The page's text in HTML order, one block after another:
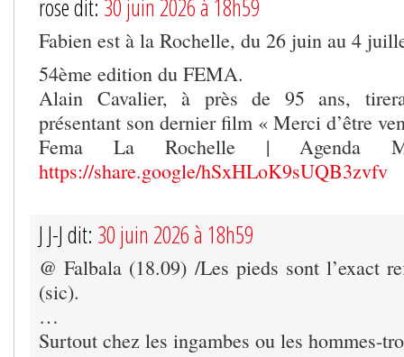
rose dit: 30 juin 2026 à 18h59
Fabien est à la Rochelle, du 26 juin au 4
54ème edition du FEMA.
Alain Cavalier, à près de 95 ans,
présentant son dernier film « Merci d’être
Fema La Rochelle | Agenda
https://share.google/hSxHLoK9sUQB3zvfv
J J-J dit: 30 juin 2026 à 18h59
@ Falbala (18.09) /Les pieds sont l’exact
(sic).
…
Surtout chez les ingambes ou les hommes-